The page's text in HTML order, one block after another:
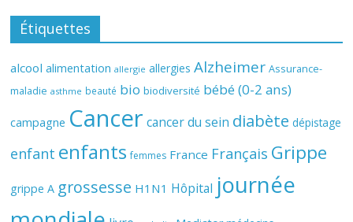
Étiquettes
alcool alimentation allergie allergies Alzheimer Assurance-
maladie asthme beauté bio biodiversité bébé (0-2 ans)
campagne Cancer cancer du sein diabète dépistage
enfant enfants femmes France Français Grippe
grippe A grossesse H1N1 Hôpital journée